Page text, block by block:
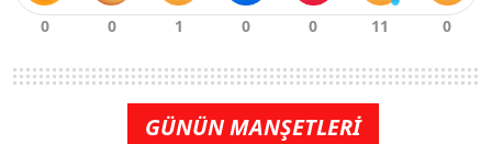
GÜNÜN MANŞETLERİ